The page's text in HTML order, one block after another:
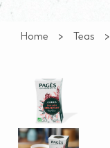
Home Teas